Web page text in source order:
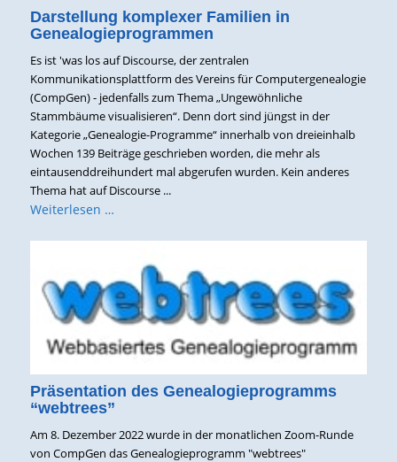
Darstellung komplexer Familien in
Genealogieprogrammen
Es ist 'was los auf Discourse, der zentralen
Kommunikationsplattform des Vereins für Computergenealogie
(CompGen) - jedenfalls zum Thema „Ungewöhnliche
Stammbäume visualisieren“. Denn dort sind jüngst in der
Kategorie „Genealogie-Programme“ innerhalb von dreieinhalb
Wochen 139 Beiträge geschrieben worden, die mehr als
eintausenddreihundert mal abgerufen wurden. Kein anderes
Thema hat auf Discourse ...
Weiterlesen …
Präsentation des Genealogieprogramms
“webtrees”
Am 8. Dezember 2022 wurde in der monatlichen Zoom-Runde
von CompGen das Genealogieprogramm "webtrees"